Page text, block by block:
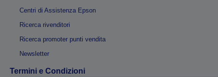
Centri di Assistenza Epson
Ricerca rivenditori
Ricerca promoter punti vendita
Newsletter
Termini e Condizioni